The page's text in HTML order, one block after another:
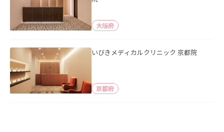
大阪府
いびきメディカルクリニック 京都院
京都府